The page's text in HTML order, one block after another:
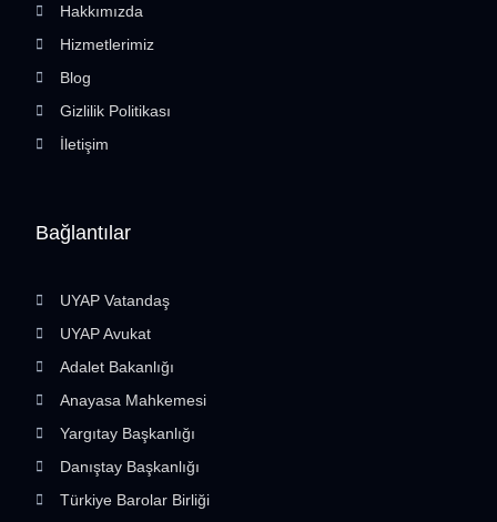
Bağlantılar
UYAP Vatandaş
UYAP Avukat
Adalet Bakanlığı
Anayasa Mahkemesi
Yargıtay Başkanlığı
Danıştay Başkanlığı
Türkiye Barolar Birliği
Hakkımızda
Hizmetlerimiz
Blog
Gizlilik Politikası
İletişim